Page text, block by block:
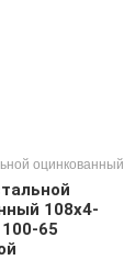
оцинкованный
108х4-
65